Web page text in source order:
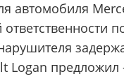
автомобиля
Logan предложил